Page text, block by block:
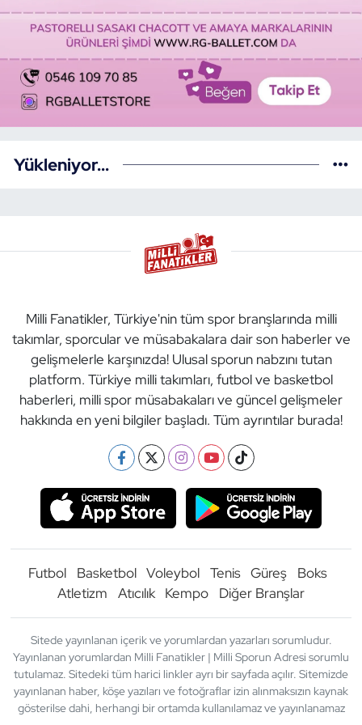
Yükleniyor...
Milli Fanatikler, Türkiye'nin tüm spor branşlarında milli
takımlar, sporcular ve müsabakalara dair son haberler ve
gelişmelerle karşınızda! Ulusal sporun nabzını tutan
platform. Türkiye milli takımları, futbol ve basketbol
haberleri, milli spor müsabakaları ve güncel gelişmeler
hakkında en yeni bilgiler başladı. Tüm ayrıntılar burada!
Futbol Basketbol Voleybol Tenis Güreş
Boks
Atletizm
Atıcılık Kempo Diğer Branşlar
Sitede yayınlanan içerik ve yorumlardan yazarları sorumludur.
Yayınlanan yorumlardan Milli Fanatikler | Milli Sporun Adresi sorumlu
tutulamaz. Sitedeki tüm harici linkler ayrı bir sayfada açılır. Sitemizde
yayınlanan haber, köşe yazıları ve fotoğraflar izin alınmaksızın kaynak
gösterilse dahi, herhangi bir ortamda kullanılamaz ve yayınlanamaz